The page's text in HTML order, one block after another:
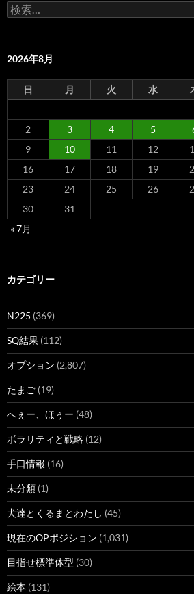
検
索:
2026年8月
日 月 火 水
2
3 4 5
9
10 11 12
16
17 18 19
23
24 25 26
30
31
« 7月
カテゴリー
N225 (369)
SQ結果 (112)
オプション (2,807)
たまご (19)
へぇー、ほぅー (48)
ボラリティと戦略 (12)
手口情報 (16)
未分類 (1)
犬達とくるまとわたし (45)
現在のOPポジション (1,031)
目指せ標準体型 (30)
絵本 (131)